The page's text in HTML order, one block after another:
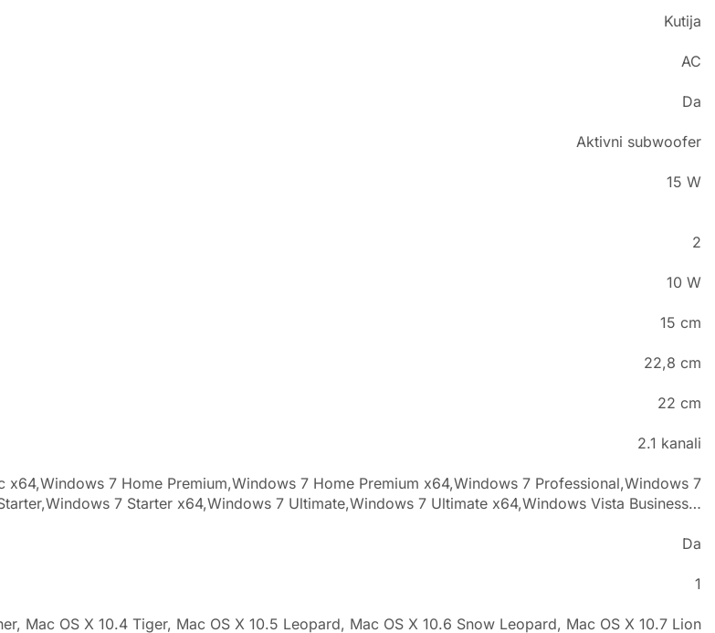
Kutija
AC
Da
Aktivni subwoofer
15 W
2
10 W
15 cm
22,8 cm
22 cm
2.1 kanali
7 Home Premium,Windows 7 Home Premium x64,Windows 7 Professional,Windows 7
7 Starter x64,Windows 7 Ultimate,Windows 7 Ultimate x64,Windows Vista Business…
Da
1
Mac OS X 10.4 Tiger, Mac OS X 10.5 Leopard, Mac OS X 10.6 Snow Leopard, Mac OS X 10.7 Lion